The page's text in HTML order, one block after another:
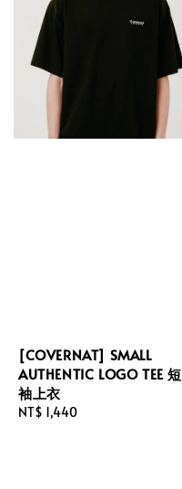
[COVERNAT] SMALL
AUTHENTIC LOGO TEE 短
袖上衣
Regular
NT$ 1,440